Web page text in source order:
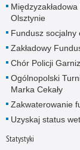
Olsztynie
Fundusz socjalny
Zakładowy
Chór Policji
Ogólnopolski
Marka Cekały
Zakwaterowanie
Uzyskaj status
Statystyki